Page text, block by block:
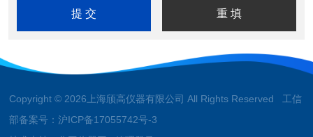
Copyright © 2026上海颀高仪器有限公司 All Rights Reserved 工信
部备案号：沪ICP备17055742号-3